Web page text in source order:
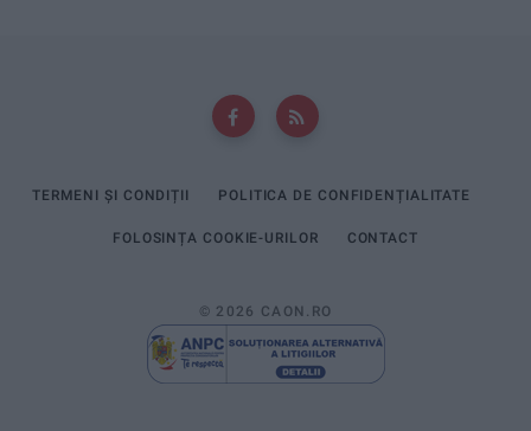
TERMENI ȘI CONDIȚII POLITICA DE CONFIDENȚIALITATE
FOLOSINȚA COOKIE-URILOR CONTACT
© 2026 CAON.RO